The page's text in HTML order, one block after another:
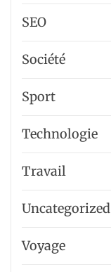
SEO
Société
Sport
Technologie
Travail
Uncategorized
Voyage